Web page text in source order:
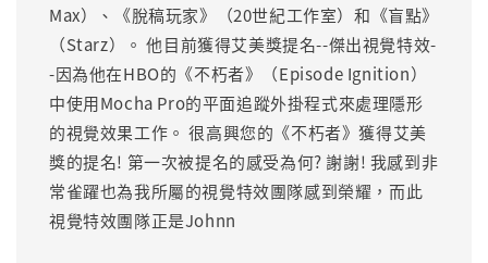
Max）、《脫稿玩家》（20世紀工作室）和《盲點》
（Starz）。 他目前獲得艾美獎提名--傑出視覺特效-
-因為他在HBO的《不朽者》（Episode Ignition）
中使用Mocha Pro的平面追蹤外掛程式來處理隱形
的視覺效果工作。 很高興您的《不朽者》獲得艾美
獎的提名! 第一次被提名的感受為何? 謝謝! 我感到非
常雀躍也為我所屬的視覺特效團隊感到榮耀，而此
視覺特效團隊正是Johnn